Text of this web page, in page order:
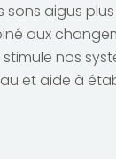
sons aigus
aux
nos
et aide à